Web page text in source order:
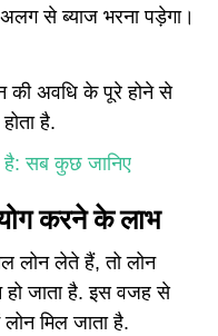
अलग से ब्याज भरना पड़ेगा।
अवधि के पूरे होने से
है.
है: सब कुछ जानिए
करने के लाभ
लोन लेते हैं, तो लोन
जाता है. इस वजह से
मिल जाता है.